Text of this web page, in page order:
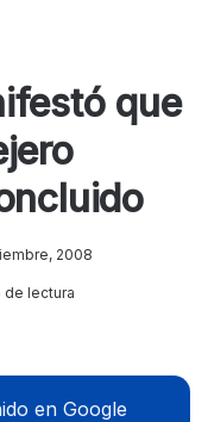
que
2008
de lectura
en Google